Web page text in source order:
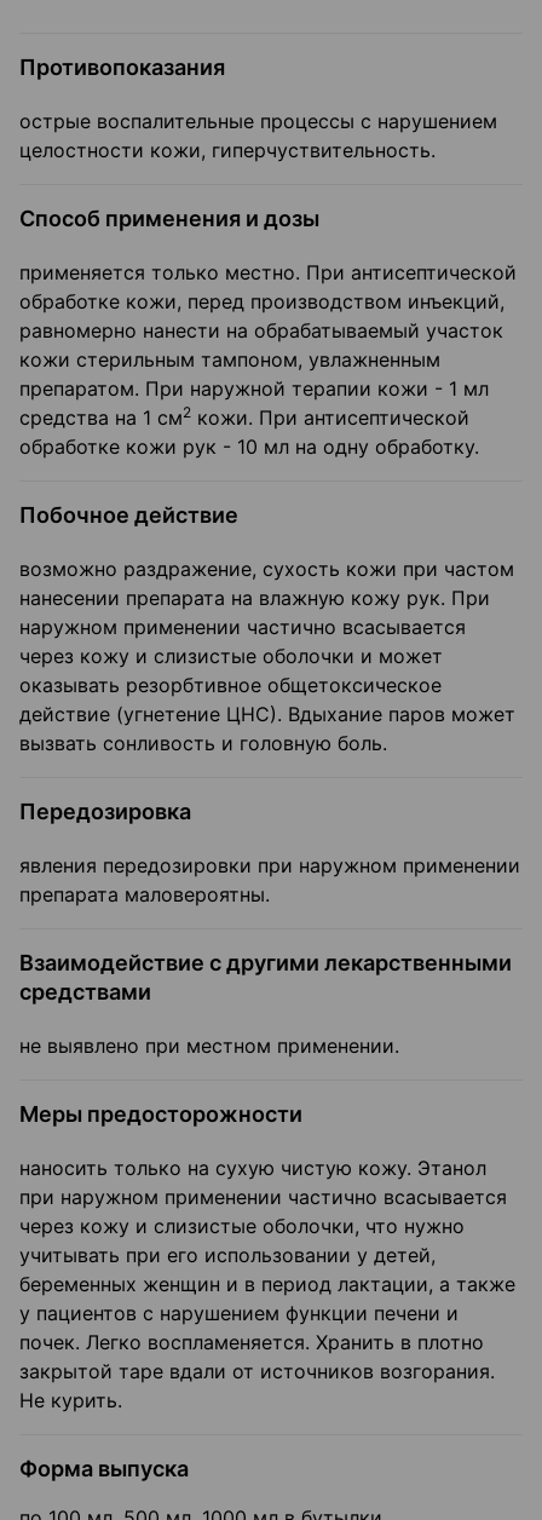
Противопоказания
острые воспалительные процессы с нарушением
целостности кожи, гиперчуствительность.
Способ применения и дозы
применяется только местно. При антисептической
обработке кожи, перед производством инъекций,
равномерно нанести на обрабатываемый участок
кожи стерильным тампоном, увлажненным
препаратом. При наружной терапии кожи - 1 мл
средства на 1 см2 кожи. При антисептической
обработке кожи рук - 10 мл на одну обработку.
Побочное действие
возможно раздражение, сухость кожи при частом
нанесении препарата на влажную кожу рук. При
наружном применении частично всасывается
через кожу и слизистые оболочки и может
оказывать резорбтивное общетоксическое
действие (угнетение ЦНС). Вдыхание паров может
вызвать сонливость и головную боль.
Передозировка
явления передозировки при наружном применении
препарата маловероятны.
Взаимодействие с другими лекарственными
средствами
не выявлено при местном применении.
Меры предосторожности
наносить только на сухую чистую кожу. Этанол
при наружном применении частично всасывается
через кожу и слизистые оболочки, что нужно
учитывать при его использовании у детей,
беременных женщин и в период лактации, а также
у пациентов с нарушением функции печени и
почек. Легко воспламеняется. Хранить в плотно
закрытой таре вдали от источников возгорания.
Не курить.
Форма выпуска